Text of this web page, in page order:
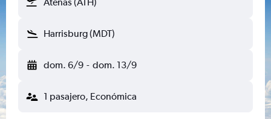
Harrisburg (MDT)
dom. 6/9 - dom. 13/9
1 pasajero, Económica